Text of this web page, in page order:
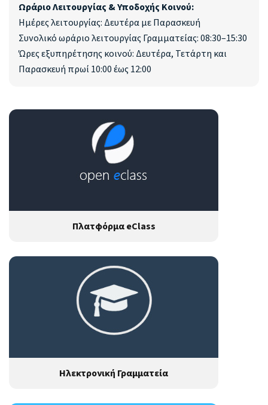
Ωράριο Λειτουργίας & Υποδοχής Κοινού:
Ημέρες λειτουργίας: Δευτέρα με Παρασκευή
Συνολικό ωράριο λειτουργίας Γραμματείας: 08:30–15:30
Ώρες εξυπηρέτησης κοινού: Δευτέρα, Τετάρτη και
Παρασκευή πρωί 10:00 έως 12:00
Πλατφόρμα eClass
Ηλεκτρονική Γραμματεία